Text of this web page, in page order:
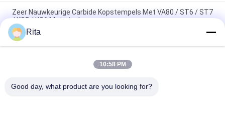
Zeer Nauwkeurige Carbide Kopstempels Met VA80 / ST6 / ST7
/ KG5 / KG6 Materiaal
ST7 ST6 KG5 KG6+H13 Koud gevormde matrijzen, met
zeshoekige koolstofnutvormende matrijzen
Wolfraamcarbide-schimmel met koude kop die spiegel
Rita
10:58 PM
Good day, what product are you looking for?